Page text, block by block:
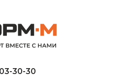
30-30